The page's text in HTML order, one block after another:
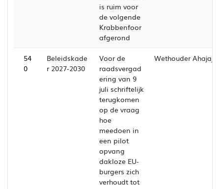
is ruim voor
de volgende
Krabbenfoor
afgerond
54
0
Beleidskade
r 2027-2030
Voor de
raadsvergad
ering van 9
juli schriftelijk
terugkomen
op de vraag
hoe
meedoen in
een pilot
opvang
dakloze EU-
burgers zich
verhoudt tot
Wethouder Ahajaj